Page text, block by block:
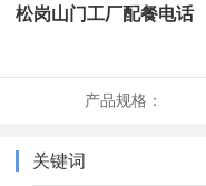
松岗山门工厂配餐电话
产品规格：
关键词